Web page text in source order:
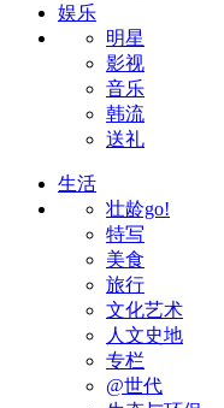
娱乐
明星
影视
音乐
韩流
送礼
生活
壮龄go!
特写
美食
旅行
文化艺术
人文史地
专栏
@世代